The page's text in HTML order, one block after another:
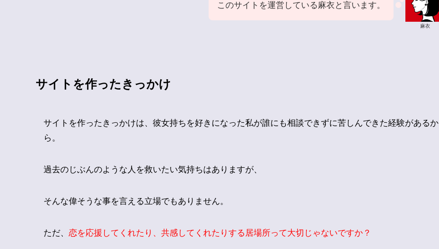
麻衣
このサイトを運営している麻衣と言います。
サイトを作ったきっかけ
サイトを作ったきっかけは、彼女持ちを好きになった私が誰にも相談できずに苦しんできた経験があるか
ら。
過去のじぶんのような人を救いたい気持ちはありますが、
そんな偉そうな事を言える立場でもありません。
ただ、 恋を応援してくれたり、共感してくれたりする居場所って大切じゃないですか？